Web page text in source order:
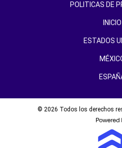
POLITICAS DE
INICIO
ESTADOS
© 2026 Todos los derechos